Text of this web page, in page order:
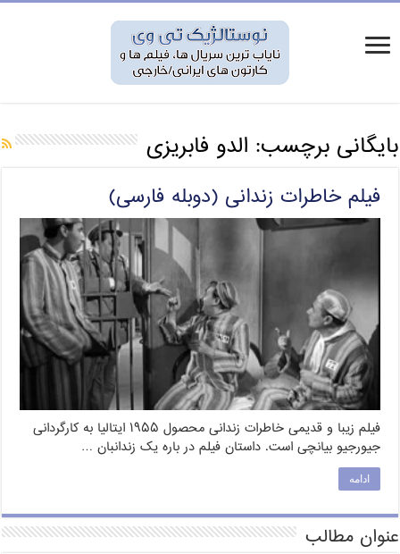
بایگانی برچسب: الدو فابریزی
فیلم خاطرات زندانی (دوبله فارسی)
فیلم زیبا و قدیمی خاطرات زندانی محصول ۱۹۵۵ ایتالیا به کارگردانی
جیورجیو بیانچی است. داستان فیلم در باره یک زندانبان …
ادامه
عنوان مطالب